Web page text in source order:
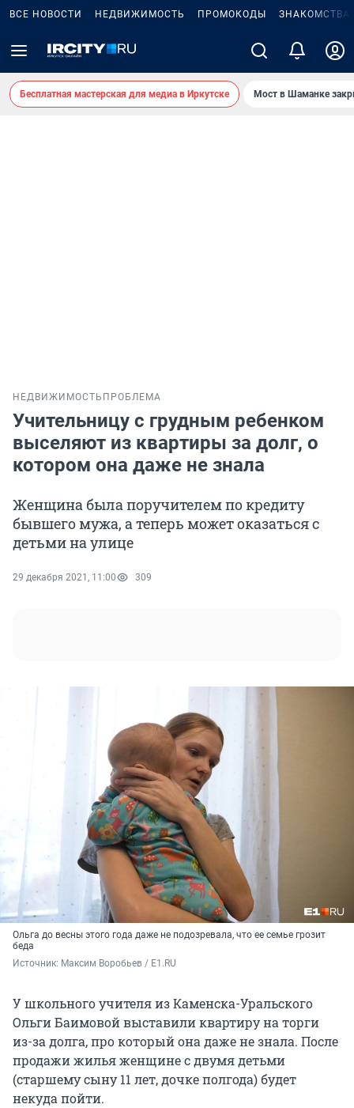
ВСЕ НОВОСТИ НЕДВИЖИМОСТЬ ПРОМОКОДЫ ЗНАКОМСТВА
Бесплатная мастерская для медиа в Иркутске Мост в Шаманке
НЕДВИЖИМОСТЬ ПРОБЛЕМА
Учительницу с грудным ребенком
выселяют из квартиры за долг, о
котором она даже не знала
Женщина была поручителем по кредиту
бывшего мужа, а теперь может оказаться с
детьми на улице
29 декабря 2021, 11:00 309
Ольга до весны этого года даже не подозревала, что ее семье грозит
беда
Источник: Максим Воробьев / E1.RU
У школьного учителя из Каменска-Уральского
Ольги Баимовой выставили квартиру на торги
из-за долга, про который она даже не знала. После
продажи жилья женщине с двумя детьми
(старшему сыну 11 лет, дочке полгода) будет
некуда пойти.